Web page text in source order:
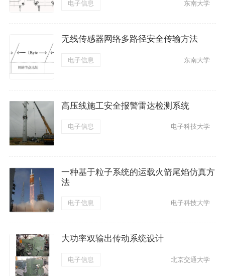
电子信息 东南大学
无线传感器网络多路径安全传输方法
电子信息 东南大学
高压线施工安全报警雷达检测系统
电子信息 电子科技大学
一种基于粒子系统的运载火箭尾焰仿真方
法
电子信息 电子科技大学
大功率双输出传动系统设计
电子信息 北京交通大学